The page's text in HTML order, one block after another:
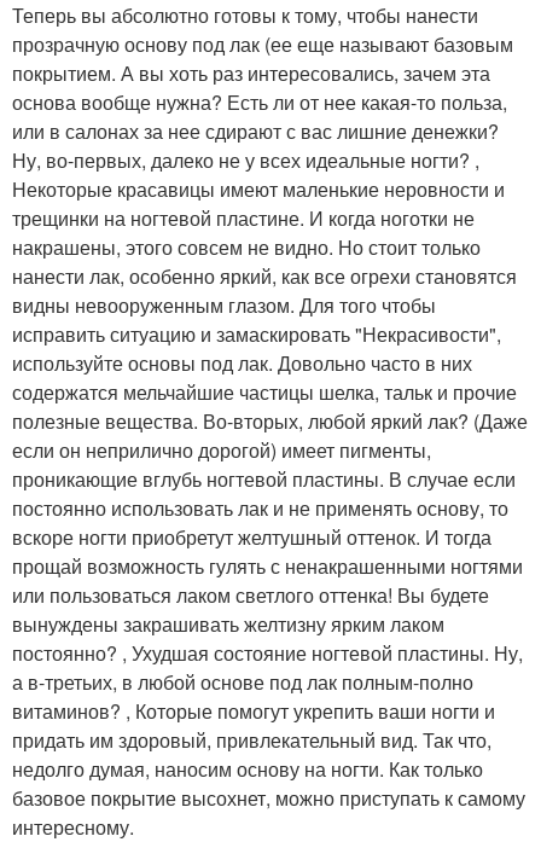
Теперь вы абсолютно готовы к тому, чтобы нанести
прозрачную основу под лак (ее еще называют базовым
покрытием. А вы хоть раз интересовались, зачем эта
основа вообще нужна? Есть ли от нее какая-то польза,
или в салонах за нее сдирают с вас лишние денежки?
Ну, во-первых, далеко не у всех идеальные ногти? ,
Некоторые красавицы имеют маленькие неровности и
трещинки на ногтевой пластине. И когда ноготки не
накрашены, этого совсем не видно. Но стоит только
нанести лак, особенно яркий, как все огрехи становятся
видны невооруженным глазом. Для того чтобы
исправить ситуацию и замаскировать "Некрасивости",
используйте основы под лак. Довольно часто в них
содержатся мельчайшие частицы шелка, тальк и прочие
полезные вещества. Во-вторых, любой яркий лак? (Даже
если он неприлично дорогой) имеет пигменты,
проникающие вглубь ногтевой пластины. В случае если
постоянно использовать лак и не применять основу, то
вскоре ногти приобретут желтушный оттенок. И тогда
прощай возможность гулять с ненакрашенными ногтями
или пользоваться лаком светлого оттенка! Вы будете
вынуждены закрашивать желтизну ярким лаком
постоянно? , Ухудшая состояние ногтевой пластины. Ну,
а в-третьих, в любой основе под лак полным-полно
витаминов? , Которые помогут укрепить ваши ногти и
придать им здоровый, привлекательный вид. Так что,
недолго думая, наносим основу на ногти. Как только
базовое покрытие высохнет, можно приступать к самому
интересному.